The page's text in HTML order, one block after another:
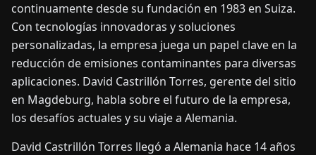
continuamente desde su fundación en 1983 en Suiza.
Con tecnologías innovadoras y soluciones
personalizadas, la empresa juega un papel clave en la
reducción de emisiones contaminantes para diversas
aplicaciones. David Castrillón Torres, gerente del sitio
en Magdeburg, habla sobre el futuro de la empresa,
los desafíos actuales y su viaje a Alemania.
David Castrillón Torres llegó a Alemania hace 14 años